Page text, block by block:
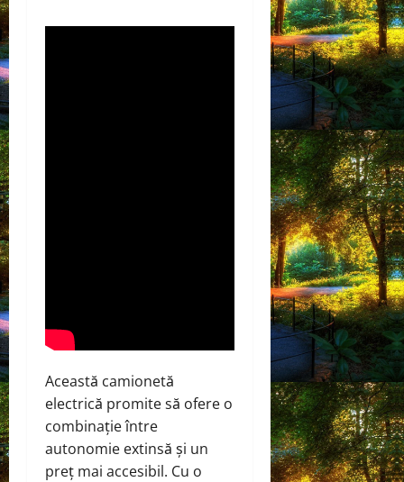
Această camionetă
electrică promite să ofere o
combinație între
autonomie extinsă și un
preț mai accesibil. Cu o